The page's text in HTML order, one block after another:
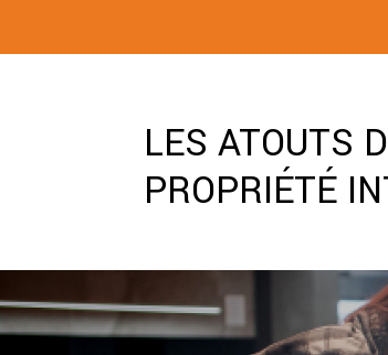
LES ATOUTS
PROPRIÉTÉ